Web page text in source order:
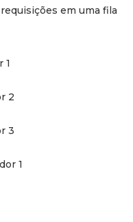
em uma fila
1
2
3
1